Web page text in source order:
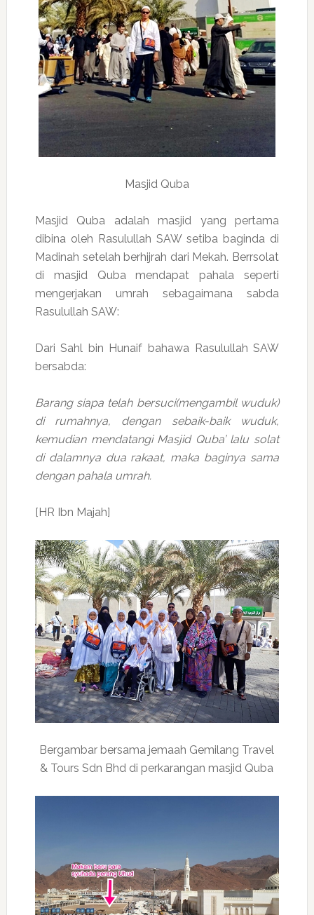
Masjid Quba
Masjid Quba adalah masjid yang pertama
dibina oleh Rasulullah SAW setiba baginda di
Madinah setelah berhijrah dari Mekah. Berrsolat
di masjid Quba mendapat pahala seperti
mengerjakan umrah sebagaimana sabda
Rasulullah SAW:
Dari Sahl bin Hunaif bahawa Rasulullah SAW
bersabda:
Barang siapa telah bersuci(mengambil wuduk)
di rumahnya, dengan sebaik-baik wuduk,
kemudian mendatangi Masjid Quba’ lalu solat
di dalamnya dua rakaat, maka baginya sama
dengan pahala umrah.
[HR Ibn Majah]
Bergambar bersama jemaah Gemilang Travel
& Tours Sdn Bhd di perkarangan masjid Quba